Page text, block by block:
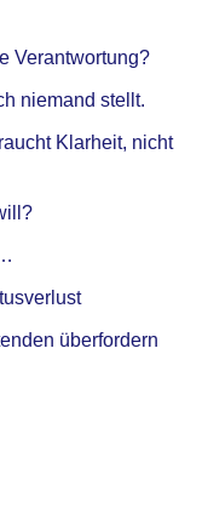
Verantwortung?
niemand stellt.
Klarheit, nicht
überfordern